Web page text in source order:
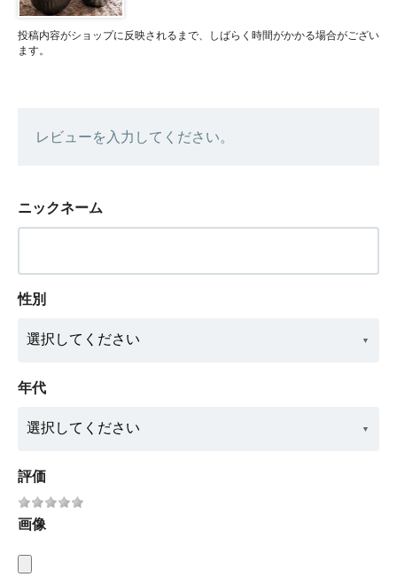
投稿内容がショップに反映されるまで、しばらく時間がかかる場合がござい
ます。
レビューを入力してください。
ニックネーム
性別
年代
評価
画像